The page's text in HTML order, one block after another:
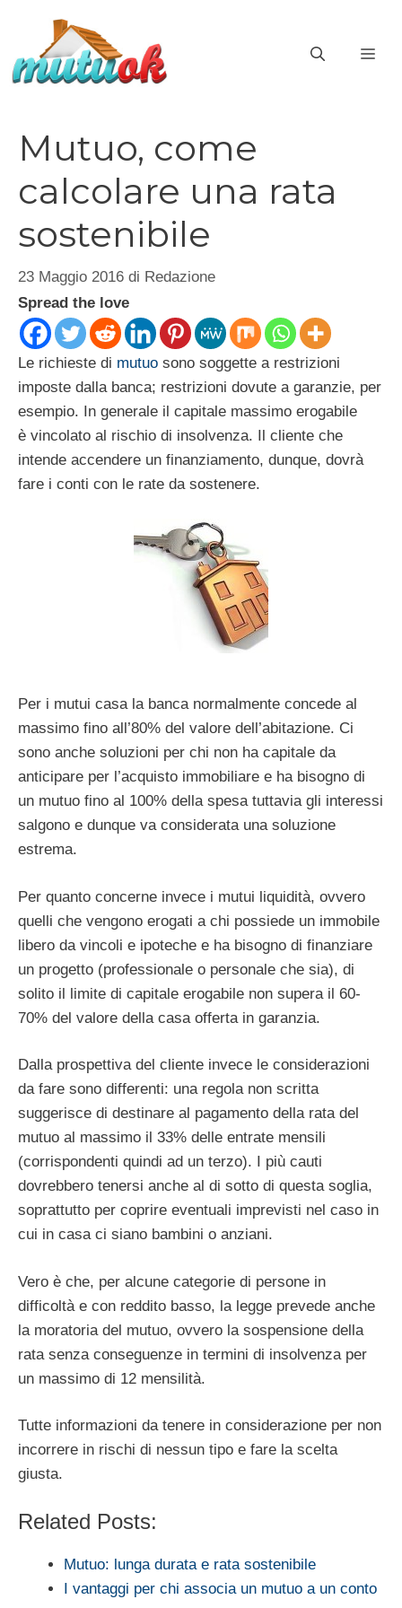
contenuto
Mutuo, come
calcolare una rata
sostenibile
23 Maggio 2016 di Redazione
Spread the love
Le richieste di mutuo sono soggette a restrizioni
imposte dalla banca; restrizioni dovute a garanzie, per
esempio. In generale il capitale massimo erogabile
è vincolato al rischio di insolvenza. Il cliente che
intende accendere un finanziamento, dunque, dovrà
fare i conti con le rate da sostenere.
Per i mutui casa la banca normalmente concede al
massimo fino all’80% del valore dell’abitazione. Ci
sono anche soluzioni per chi non ha capitale da
anticipare per l’acquisto immobiliare e ha bisogno di
un mutuo fino al 100% della spesa tuttavia gli interessi
salgono e dunque va considerata una soluzione
estrema.
Per quanto concerne invece i mutui liquidità, ovvero
quelli che vengono erogati a chi possiede un immobile
libero da vincoli e ipoteche e ha bisogno di finanziare
un progetto (professionale o personale che sia), di
solito il limite di capitale erogabile non supera il 60-
70% del valore della casa offerta in garanzia.
Dalla prospettiva del cliente invece le considerazioni
da fare sono differenti: una regola non scritta
suggerisce di destinare al pagamento della rata del
mutuo al massimo il 33% delle entrate mensili
(corrispondenti quindi ad un terzo). I più cauti
dovrebbero tenersi anche al di sotto di questa soglia,
soprattutto per coprire eventuali imprevisti nel caso in
cui in casa ci siano bambini o anziani.
Vero è che, per alcune categorie di persone in
difficoltà e con reddito basso, la legge prevede anche
la moratoria del mutuo, ovvero la sospensione della
rata senza conseguenze in termini di insolvenza per
un massimo di 12 mensilità.
Tutte informazioni da tenere in considerazione per non
incorrere in rischi di nessun tipo e fare la scelta
giusta.
Related Posts:
Mutuo: lunga durata e rata sostenibile
I vantaggi per chi associa un mutuo a un conto